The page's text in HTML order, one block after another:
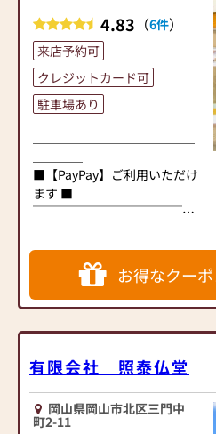
4.83 （6件）
来店予約可
クレジットカード可
駐車場あり
■【PayPay】ご利用いただけ
ます ■
￣￣￣￣￣￣￣￣￣￣￣￣￣
＿＿＿＿＿＿＿＿＿＿＿＿＿
＿＿＿＿＿＿＿＿＿＿＿＿＿
創業明治20年。老舗仏壇仏具
らぎと家族の絆をお届けした
い。
それが岸佛光堂の願いです。
￣￣￣￣￣￣￣￣￣￣￣￣￣
お得なクー
有限会社 照泰仏堂
岡山県岡山市北区三門中
町2-11